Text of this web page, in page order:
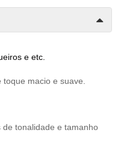
e etc.
macio e suave.
tonalidade e tamanho